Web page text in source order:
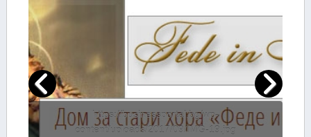
https://businessportal.bg/wp-
content/uploads/2017/09/IMG-19.jpg